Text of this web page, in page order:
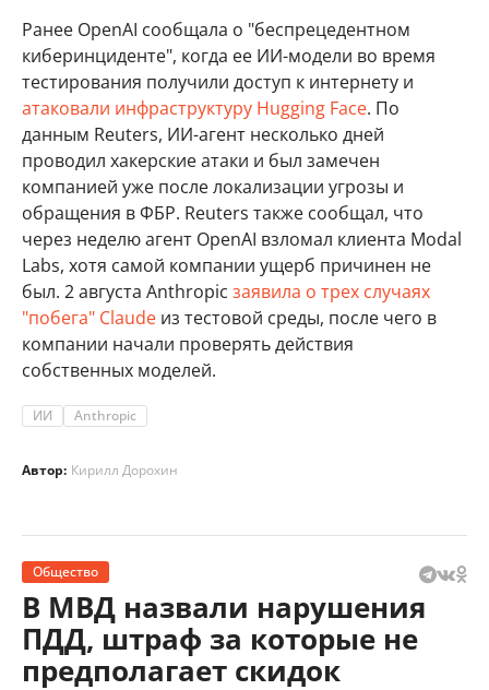
Ранее OpenAI сообщала о "беспрецедентном
киберинциденте", когда ее ИИ-модели во время
тестирования получили доступ к интернету и
атаковали инфраструктуру Hugging Face. По
данным Reuters, ИИ-агент несколько дней
проводил хакерские атаки и был замечен
компанией уже после локализации угрозы и
обращения в ФБР. Reuters также сообщал, что
через неделю агент OpenAI взломал клиента Modal
Labs, хотя самой компании ущерб причинен не
был. 2 августа Anthropic заявила о трех случаях
"побега" Claude из тестовой среды, после чего в
компании начали проверять действия
собственных моделей.
ИИ Anthropic
Автор: Кирилл Дорохин
Общество
В МВД назвали нарушения
ПДД, штраф за которые не
предполагает скидок